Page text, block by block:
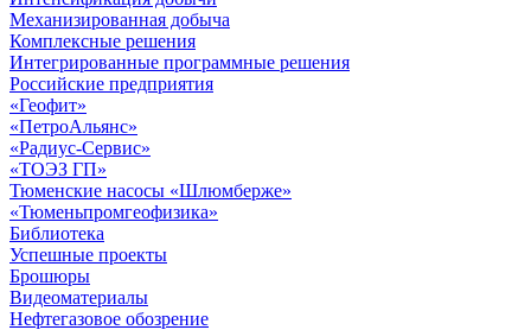
Механизированная добыча
Комплексные решения
Интегрированные программные решения
Российские предприятия
«Геофит»
«ПетроАльянс»
«Радиус-Сервис»
«ТОЭЗ ГП»
Тюменские насосы «Шлюмберже»
«Тюменьпромгеофизика»
Библиотека
Успешные проекты
Брошюры
Видеоматериалы
Нефтегазовое обозрение